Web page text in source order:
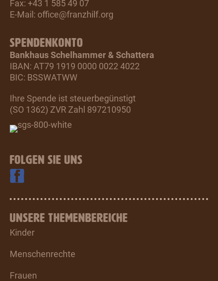
Fax: +43 1 585 49 07
E-Mail: office@franzhilf.org
SPENDENKONTO
Bankhaus Schelhammer & Schattera
IBAN: AT79 1919 0000 0022 4022
BIC: BSSWATWW
Ihre Spende ist steuerbegünstigt
(SO 1362) ZVR Zahl 897210950
FOLGEN SIE UNS
UNSERE THEMENBEREICHE
Kinder
Menschenrechte
Frauen